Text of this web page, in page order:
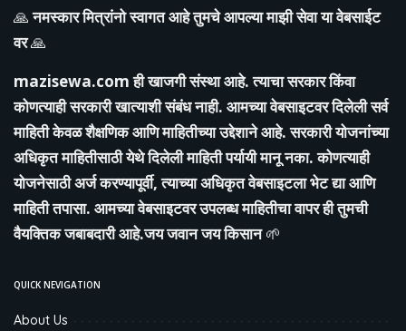
🙏नमस्कार मित्रांनो स्वागत आहे तुमचे आपल्या माझी सेवा या वेबसाईट
वर🙏
mazisewa.comही खाजगी संस्था आहे. त्याचा सरकार किंवा
कोणत्याही सरकारी खात्याशी संबंध नाही. आमच्या वेबसाइटवर दिलेली सर्व
माहिती केवळ शैक्षणिक आणि माहितीच्या उद्देशाने आहे. सरकारी योजनांच्या
अधिकृत माहितीसाठी येथे दिलेली माहिती पर्यायी मानू नका. कोणत्याही
योजनेसाठी अर्ज करण्यापूर्वी, त्याच्या अधिकृत वेबसाइटला भेट द्या आणि
माहिती तपासा. आमच्या वेबसाइटवर उपलब्ध माहितीचा वापर ही तुमची
वैयक्तिक जबाबदारी आहे.जय जवान जय किसान🌱
QUICK NEVIGATION
About Us